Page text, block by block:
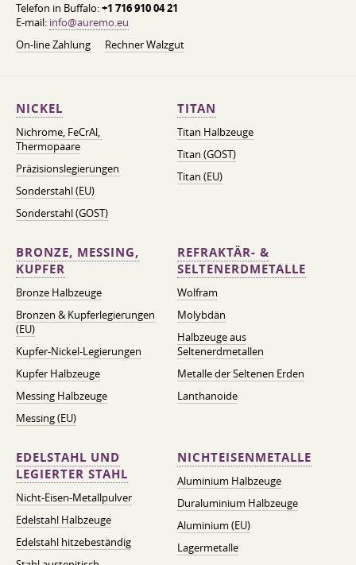
Telefon in Buffalo:+1 716 910 04 21
E-mail: info@auremo.eu
On-line Zahlung
Rechner Walzgut
NICKEL
Nichrome, FeСrAl, ​​
Thermopaare
Präzisionslegierungen
Sonderstahl (EU)
Sonderstahl (GOST)
TITAN
Titan Halbzeuge
Titan (GOST)
Titan (EU)
BRONZE, MESSING,
KUPFER
Bronze Halbzeuge
Bronzen & Kupferlegierungen
(EU)
Kupfer-Nickel-Legierungen
Kupfer Halbzeuge
Messing Halbzeuge
Messing (EU)
REFRAKTÄR- &
SELTENERDMETALLE
Wolfram
Molybdän
Halbzeuge aus
Seltenerdmetallen
Metalle der Seltenen Erden
Lanthanoide
EDELSTAHL UND
LEGIERTER STAHL
Nicht-Eisen-Metallpulver
Edelstahl Halbzeuge
Edelstahl hitzebeständig
NICHTEISENMETALLE
Aluminium Halbzeuge
Duraluminium Halbzeuge
Aluminium (EU)
Lagermetalle